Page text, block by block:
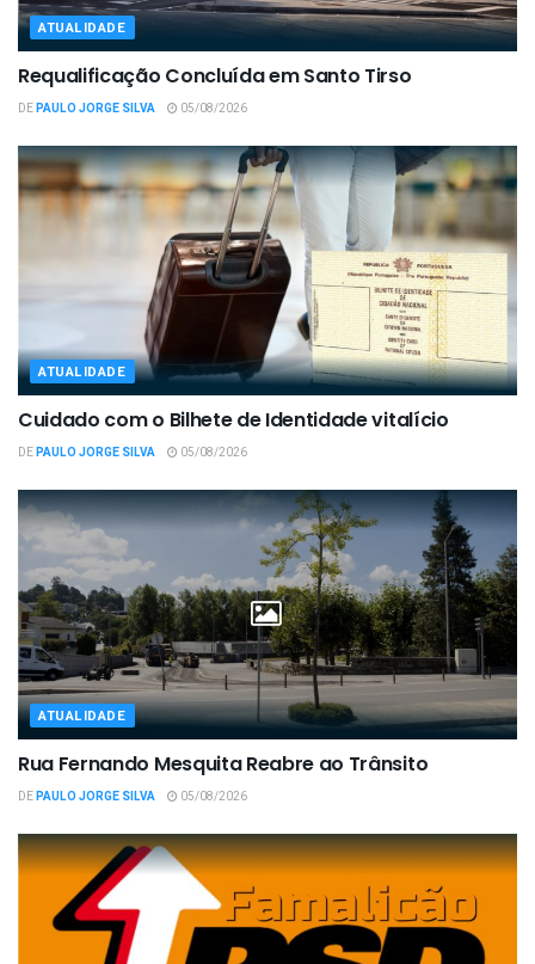
ATUALIDADE
Requalificação Concluída em Santo Tirso
DEPAULO JORGE SILVA 05/08/2026
ATUALIDADE
Cuidado com o Bilhete de Identidade vitalício
DEPAULO JORGE SILVA 05/08/2026
ATUALIDADE
Rua Fernando Mesquita Reabre ao Trânsito
DEPAULO JORGE SILVA 05/08/2026